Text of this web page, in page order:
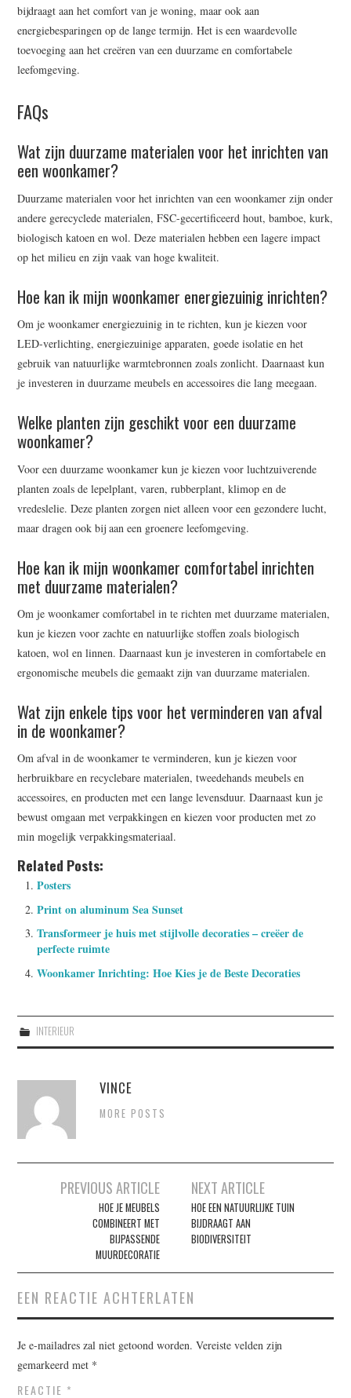
bijdraagt aan het comfort van je woning, maar ook aan
energiebesparingen op de lange termijn. Het is een waardevolle
toevoeging aan het creëren van een duurzame en comfortabele
leefomgeving.
FAQs
Wat zijn duurzame materialen voor het inrichten van
een woonkamer?
Duurzame materialen voor het inrichten van een woonkamer zijn onder
andere gerecyclede materialen, FSC-gecertificeerd hout, bamboe, kurk,
biologisch katoen en wol. Deze materialen hebben een lagere impact
op het milieu en zijn vaak van hoge kwaliteit.
Hoe kan ik mijn woonkamer energiezuinig inrichten?
Om je woonkamer energiezuinig in te richten, kun je kiezen voor
LED-verlichting, energiezuinige apparaten, goede isolatie en het
gebruik van natuurlijke warmtebronnen zoals zonlicht. Daarnaast kun
je investeren in duurzame meubels en accessoires die lang meegaan.
Welke planten zijn geschikt voor een duurzame
woonkamer?
Voor een duurzame woonkamer kun je kiezen voor luchtzuiverende
planten zoals de lepelplant, varen, rubberplant, klimop en de
vredeslelie. Deze planten zorgen niet alleen voor een gezondere lucht,
maar dragen ook bij aan een groenere leefomgeving.
Hoe kan ik mijn woonkamer comfortabel inrichten
met duurzame materialen?
Om je woonkamer comfortabel in te richten met duurzame materialen,
kun je kiezen voor zachte en natuurlijke stoffen zoals biologisch
katoen, wol en linnen. Daarnaast kun je investeren in comfortabele en
ergonomische meubels die gemaakt zijn van duurzame materialen.
Wat zijn enkele tips voor het verminderen van afval
in de woonkamer?
Om afval in de woonkamer te verminderen, kun je kiezen voor
herbruikbare en recyclebare materialen, tweedehands meubels en
accessoires, en producten met een lange levensduur. Daarnaast kun je
bewust omgaan met verpakkingen en kiezen voor producten met zo
min mogelijk verpakkingsmateriaal.
Related Posts:
Posters
Print on aluminum Sea Sunset
Transformeer je huis met stijlvolle decoraties – creëer de
perfecte ruimte
Woonkamer Inrichting: Hoe Kies je de Beste Decoraties
INTERIEUR
VINCE
MORE POSTS
PREVIOUS ARTICLE
HOE JE MEUBELS
COMBINEERT MET
BIJPASSENDE
MUURDECORATIE
NEXT ARTICLE
HOE EEN NATUURLIJKE TUIN
BIJDRAAGT AAN
BIODIVERSITEIT
EEN REACTIE ACHTERLATEN
Je e-mailadres zal niet getoond worden. Vereiste velden zijn
gemarkeerd met *
REACTIE *